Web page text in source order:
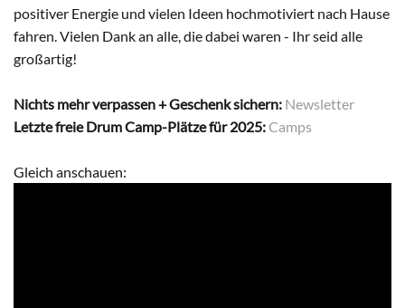
positiver Energie und vielen Ideen hochmotiviert nach Hause
fahren. Vielen Dank an alle, die dabei waren - Ihr seid alle
großartig!
Nichts mehr verpassen + Geschenk sichern: Newsletter
Letzte freie Drum Camp-Plätze für 2025:Camps
Gleich anschauen: